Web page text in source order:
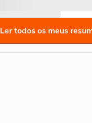
Ler todos os meus